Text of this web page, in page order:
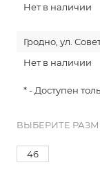
Нет в наличии
Гродно, ул.
Нет в наличии
* - Доступен
ВЫБЕРИТЕ
46